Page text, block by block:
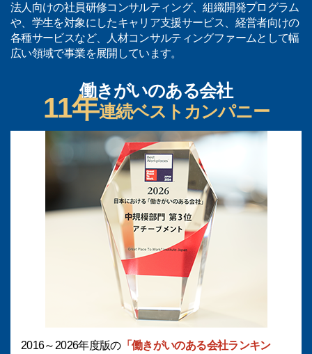
法人向けの社員研修コンサルティング、組織開発プログラム
や、学生を対象にしたキャリア支援サービス、経営者向けの
各種サービスなど、人材コンサルティングファームとして幅
広い領域で事業を展開しています。
働きがいのある会社
11年連続ベストカンパニー
2016～2026年度版の「働きがいのある会社ランキン